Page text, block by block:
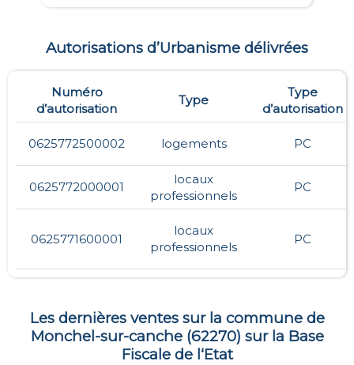
Autorisations d’Urbanisme délivrées
Numéro
d’autorisation
Type
Type
d’autorisation
0625772500002 logements PC
0625772000001
locaux
professionnels
PC
0625771600001
locaux
professionnels
PC
Les dernières ventes sur la commune de
Monchel-sur-canche(62270) sur la Base
Fiscale de l‘Etat